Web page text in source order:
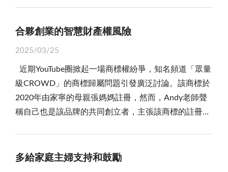
己的文化，也促進了金門在當代社會的文化振興。 金
了支持。隨著金門文化旅遊業的逐步發展，村史做為金
門地方文化的縮影，吸引了大量文化愛好者、學者和遊
客的關注。村史書籍的出版，不僅是金門文化傳承的重
要步驟，也是當地旅遊資源的拓展。 村史的撰寫不僅
讓外界更全面地瞭解金門的歷史和文化，還為金門的文
化旅遊提供了豐富的資料和故事。這些故事不僅吸引遊
發更多人參與文化保護和傳承的行動。 金門「大家來
寫村史」計畫是一項極具創意的文化工程，對社區建
多父母的假性死亡、這麼多假性身心障礙，老師閱卷之
情釋放著天真爛漫的活力。那時的友誼沒有網路的隔
閡，純真而單純，彼此的笑聲和爭吵都是真實的，也是
作業，這是他們每天的必修課。在那個年代，作業全靠
手寫，錯了就用橡皮擦掉重新來過。那時的字典和參考
書成為了解決問題的關鍵工具，而不是如今可以隨時在
網路上找到答案。雖然學習的過程充滿了挑戰，但也充
起去市場採購食材，然後在家中烹飪一頓豐盛的家庭大
重點，不是瞎操心。 日本茶聖千利休的故事最能說明
孔子的「遠慮」；但當茶杓輕觸碗沿，水聲與茶香漫開
的瞬間，他要求客人完全專注當下，這又暗合老子的
「致虛極，守靜篤」。這種「有規劃的隨性」，就像我
們安排旅行，查天氣、訂車票是基本，但遇到下雨突然
一的選擇題，就像父母教孩子，既要存下零用錢，也要
門的興趣，這才是教育的核心意義。然而，另一派則主
力。該粉專的做法不過是家長在現實中運用自身資源幫
助孩子「玩這場遊戲」。 雖然教育部早已明確聲明，
若查證學習歷程檔案由他人代寫，將取消錄取資格，但
執行層面往往困難重重。即使有懷疑，也需明確證據才
學制度相較以往單一依賴考試的方式，確實加入了更多
合夥創業的智慧財產權風險
2025/03/25
近期YouTube圈掀起一場商標權紛爭，知名頻道「眾量
級CROWD」的商標歸屬問題引發廣泛討論。該商標於
2020年由家寧的母親張媽媽註冊，然而，Andy老師聲
稱自己也是該品牌的共同創立者，主張該商標的註冊可
中，品牌形象往往是最具價值的資產之一。然而，當品
多給家庭主婦支持和鼓勵